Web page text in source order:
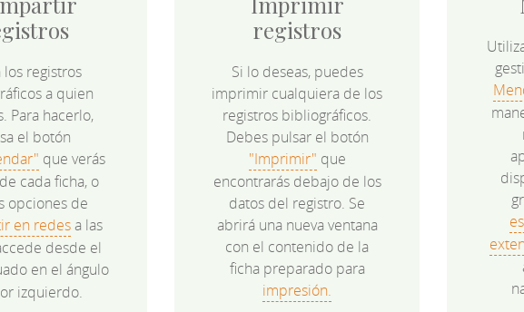
los registros
a quien
Para hacerlo,
el botón
que verás
cada ficha, o
opciones de
en redesa las
desde el
en el ángulo
izquierdo.
registros
Si lo deseas, puedes
imprimir cualquiera de los
registros bibliográficos.
Debes pulsar el botón
"Imprimir" que
encontrarás debajo de los
datos del registro. Se
abrirá una nueva ventana
con el contenido de la
ficha preparado para
impresión.